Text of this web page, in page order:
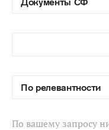
По вашему запросу